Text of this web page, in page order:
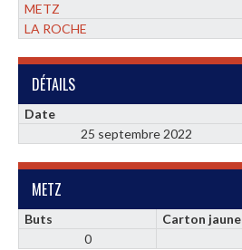
METZ
LA ROCHE
DÉTAILS
Date
25 septembre 2022
METZ
Buts Carton jaune
0